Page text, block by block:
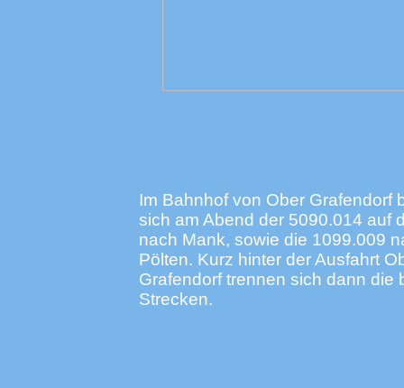
Im Bahnhof von Ober Grafendorf
sich am Abend der 5090.014 auf
nach Mank, sowie die 1099.009
Pölten. Kurz hinter der Ausfahrt
Grafendorf trennen sich dann die
Strecken.